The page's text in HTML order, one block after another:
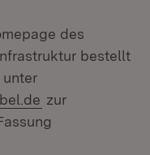
des
bestellt
zur